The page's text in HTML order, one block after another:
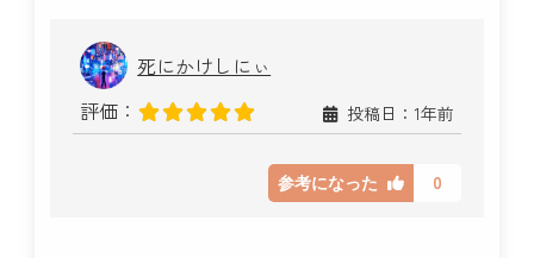
死にかけしにぃ
評価：
投稿日：1年前
参考になった 0